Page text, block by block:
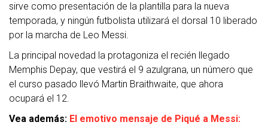
sirve como presentación de la plantilla para la nueva
temporada, y ningún futbolista utilizará el dorsal 10 liberado
por la marcha de Leo Messi.
La principal novedad la protagoniza el recién llegado
Memphis Depay, que vestirá el 9 azulgrana, un número que
el curso pasado llevó Martin Braithwaite, que ahora
ocupará el 12.
Vea además: El emotivo mensaje de Piqué a Messi: